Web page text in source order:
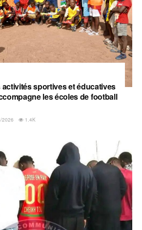
sportives et éducatives
les écoles de football
2026 1.4K